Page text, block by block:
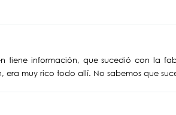
tiene información, que sucedió con la
era muy rico todo allí. No sabemos que